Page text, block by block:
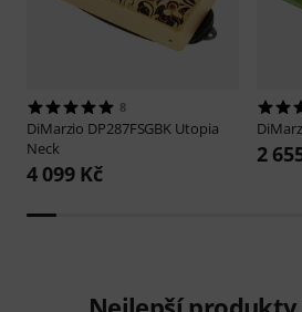
8
DiMarzio DP287FSGBK Utopia
Neck
4 099 Kč
2